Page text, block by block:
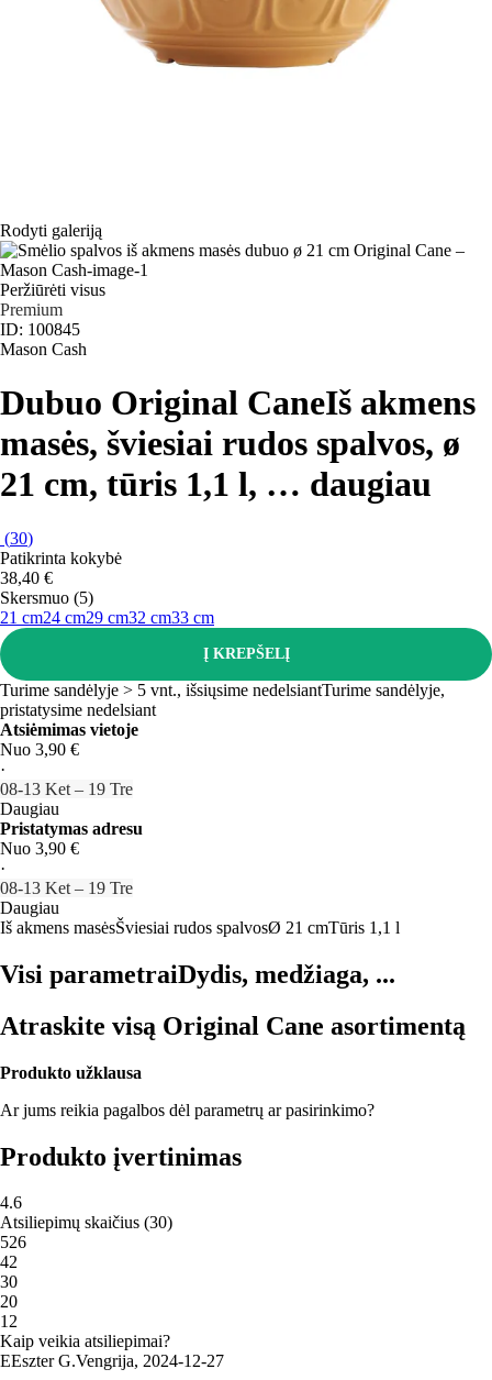
Rodyti galeriją
Peržiūrėti visus
Premium
ID: 100845
Mason Cash
Dubuo Original CaneIš akmens
masės, šviesiai rudos spalvos, ø
21 cm, tūris 1,1 l, … daugiau
(30)
Patikrinta kokybė
38,40 €
Skersmuo (5)
21 cm24 cm29 cm32 cm33 cm
Į KREPŠELĮ
Turime sandėlyje > 5 vnt., išsiųsime nedelsiantTurime sandėlyje,
pristatysime nedelsiant
Atsiėmimas vietoje
Nuo 3,90 €
·
08‑13 Ket – 19 Tre
Daugiau
Pristatymas adresu
Nuo 3,90 €
·
08‑13 Ket – 19 Tre
Daugiau
Iš akmens masėsŠviesiai rudos spalvosØ 21 cmTūris 1,1 l
Visi parametraiDydis, medžiaga, ...
Atraskite visą Original Cane asortimentą
Produkto užklausa
Ar jums reikia pagalbos dėl parametrų ar pasirinkimo?
Produkto įvertinimas
4.6
Atsiliepimų skaičius (30)
526
42
30
20
12
Kaip veikia atsiliepimai?
EEszter G.Vengrija, 2024‑12‑27